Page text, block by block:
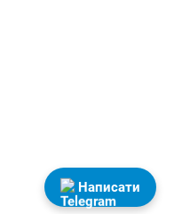
Написати